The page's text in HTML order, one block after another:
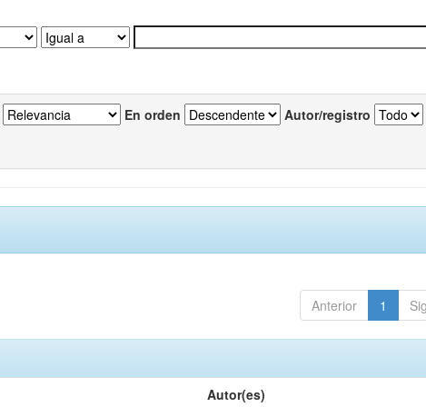
En orden Autor/registro
Anterior 1
Autor(es)